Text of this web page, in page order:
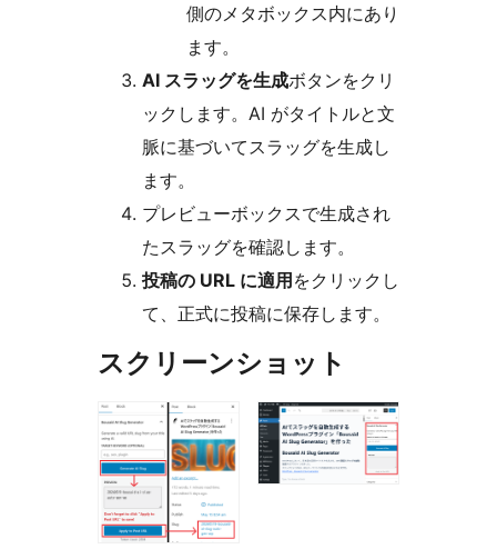
側のメタボックス内にあり
ます。
AI スラッグを生成ボタンをクリ
ックします。AI がタイトルと文
脈に基づいてスラッグを生成し
ます。
プレビューボックスで生成され
たスラッグを確認します。
投稿の URL に適用 をクリックし
て、正式に投稿に保存します。
スクリーンショット